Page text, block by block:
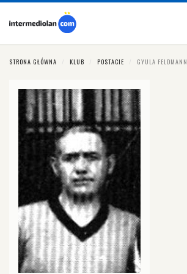
STRONA GŁÓWNA KLUB POSTACIE GYULA FELDMANN